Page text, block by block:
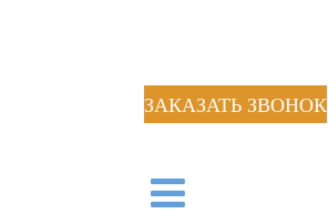
ЗАКАЗАТЬ ЗВОНОК